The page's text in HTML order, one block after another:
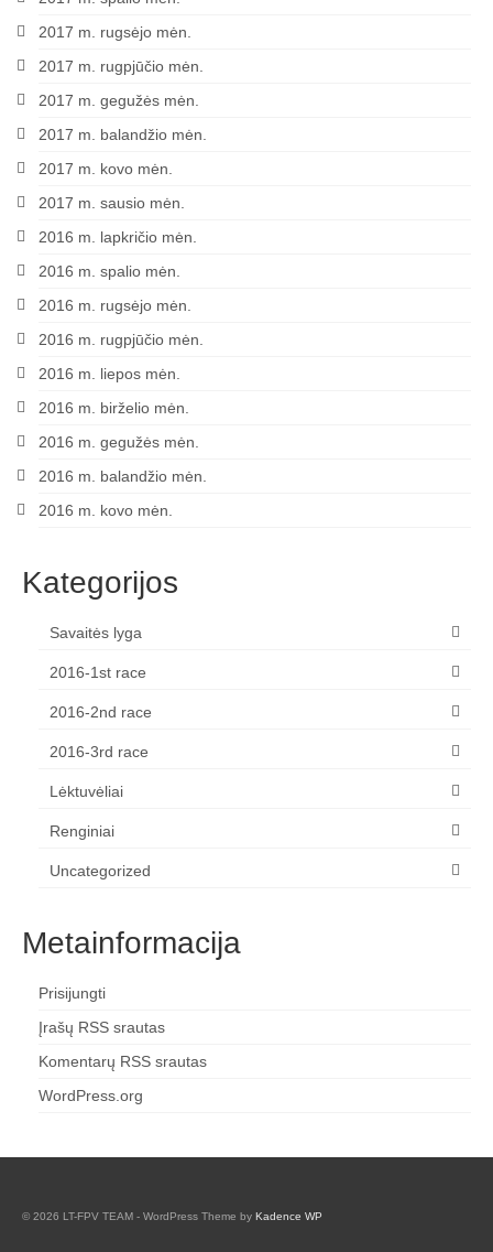
2017 m. rugsėjo mėn.
2017 m. rugpjūčio mėn.
2017 m. gegužės mėn.
2017 m. balandžio mėn.
2017 m. kovo mėn.
2017 m. sausio mėn.
2016 m. lapkričio mėn.
2016 m. spalio mėn.
2016 m. rugsėjo mėn.
2016 m. rugpjūčio mėn.
2016 m. liepos mėn.
2016 m. birželio mėn.
2016 m. gegužės mėn.
2016 m. balandžio mėn.
2016 m. kovo mėn.
Kategorijos
Savaitės lyga
2016-1st race
2016-2nd race
2016-3rd race
Lėktuvėliai
Renginiai
Uncategorized
Metainformacija
Prisijungti
Įrašų RSS srautas
Komentarų RSS srautas
WordPress.org
© 2026 LT-FPV TEAM - WordPress Theme by Kadence WP